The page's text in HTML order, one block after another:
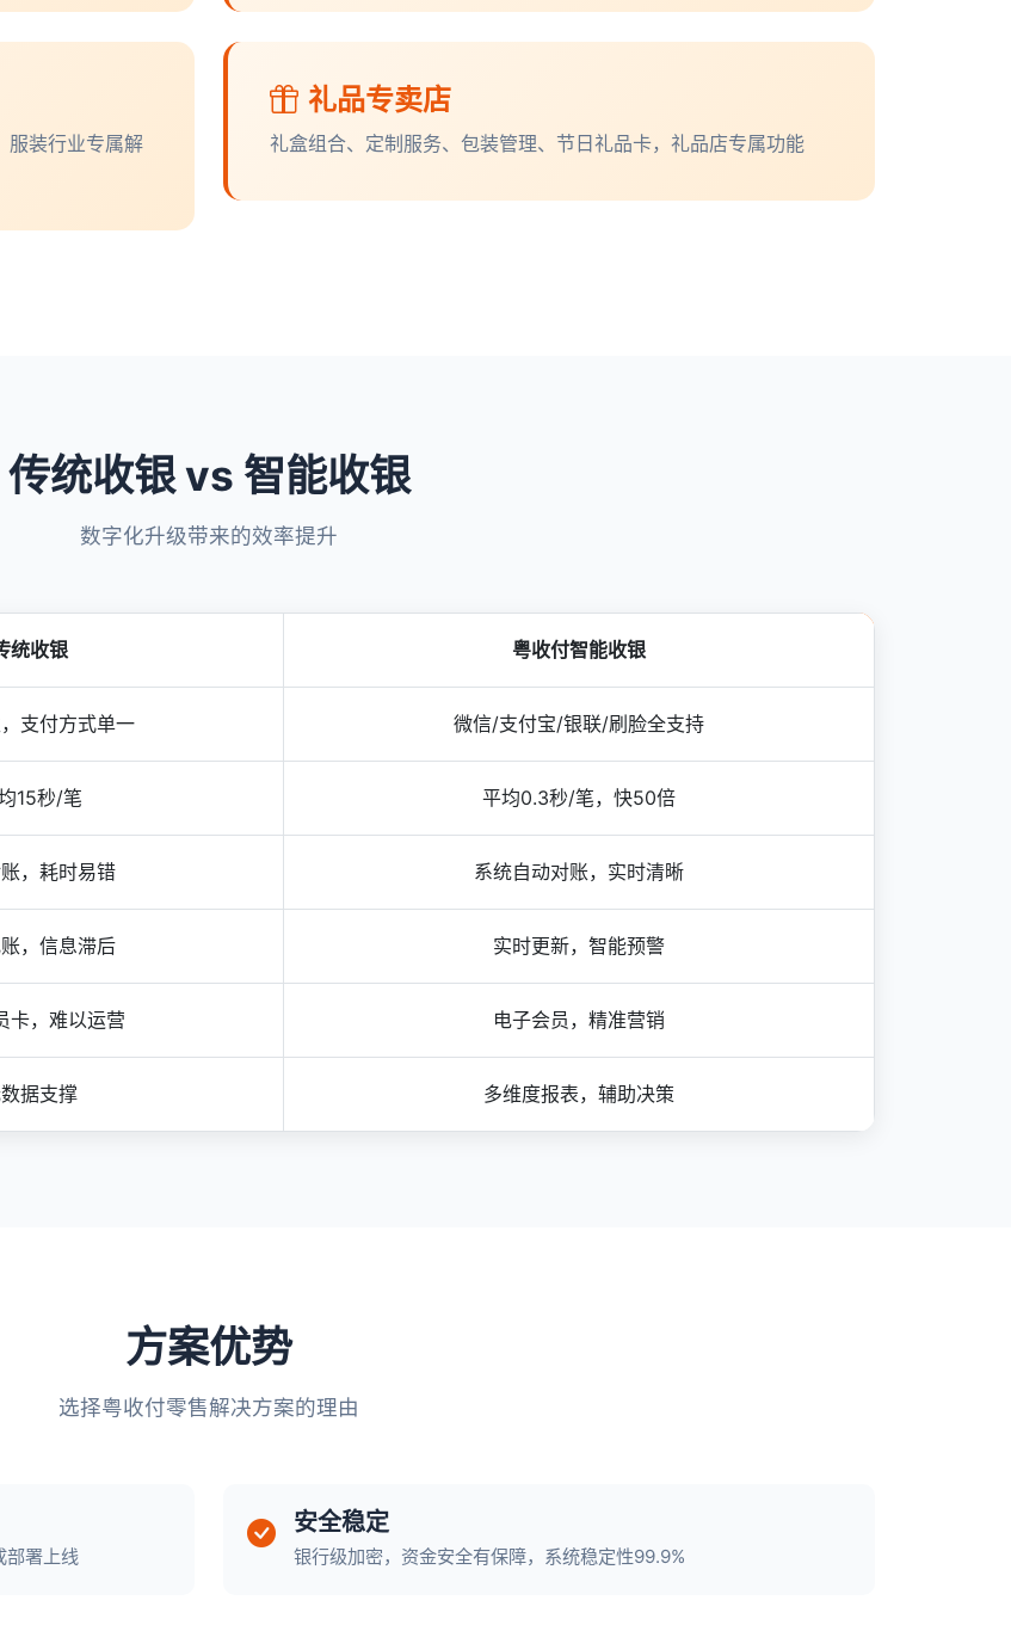
服装行业专属解
礼品专卖店
礼盒组合、定制服务、包装管理、节日礼品卡，礼品店专属功能
传统收银 vs 智能收银
数字化升级带来的效率提升
统收银 粤收付智能收银
支付方式单一 微信/支付宝/银联/刷脸全支持
15秒/笔 平均0.3秒/笔，快50倍
，耗时易错 系统自动对账，实时清晰
，信息滞后 实时更新，智能预警
卡，难以运营 电子会员，精准营销
据支撑 多维度报表，辅助决策
方案优势
选择粤收付零售解决方案的理由
部署上线
安全稳定
银行级加密，资金安全有保障，系统稳定性99.9%